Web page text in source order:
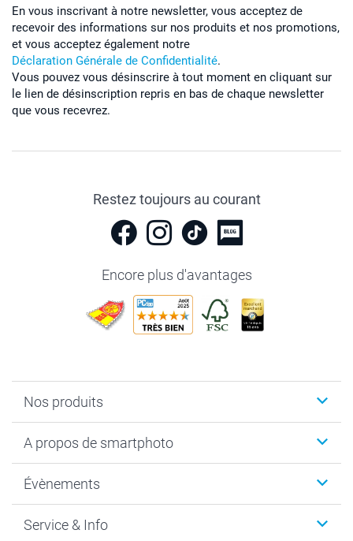
En vous inscrivant à notre newsletter, vous acceptez de
recevoir des informations sur nos produits et nos promotions,
et vous acceptez également notre
Déclaration Générale de Confidentialité.
Vous pouvez vous désinscrire à tout moment en cliquant sur
le lien de désinscription repris en bas de chaque newsletter
que vous recevrez.
Restez toujours au courant
Encore plus d'avantages
Nos produits
Cadeaux photo
MyNameBook
Développement photo & Tirage photo
A propos de smartphoto
Durabilité
Gestion des cookies
Évènements
Nouvel An
Service & Info